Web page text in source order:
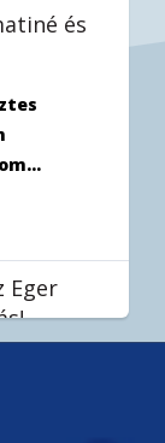
és
Eger
egri
a